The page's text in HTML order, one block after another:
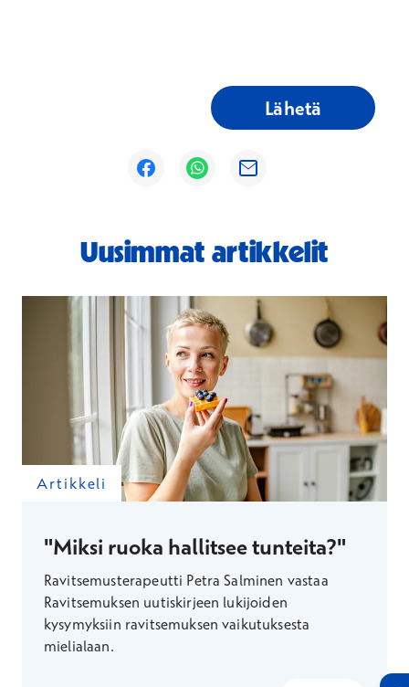
Lähetä
Avautuu uuteen ikkunaan
Avautuu uuteen ikkunaan
Avautuu uuteen ikkunaan
Uusimmat artikkelit
Artikkeli
"Miksi ruoka hallitsee tunteita?"
Ravitsemusterapeutti Petra Salminen vastaa
Ravitsemuksen uutiskirjeen lukijoiden
kysymyksiin ravitsemuksen vaikutuksesta
mielialaan.